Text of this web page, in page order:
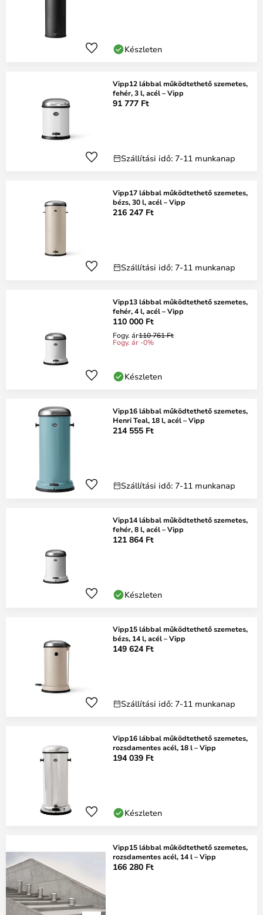
Készleten
Vipp12 lábbal működtethető szemetes,
fehér, 3 l, acél – Vipp
91 777 Ft
Szállítási idő: 7-11 munkanap
Vipp17 lábbal működtethető szemetes,
bézs, 30 l, acél – Vipp
216 247 Ft
Szállítási idő: 7-11 munkanap
Vipp13 lábbal működtethető szemetes,
fehér, 4 l, acél – Vipp
110 000 Ft
Fogy. ár110 761 Ft
Fogy. ár -0%
Készleten
Vipp16 lábbal működtethető szemetes,
Henri Teal, 18 l, acél – Vipp
214 555 Ft
Szállítási idő: 7-11 munkanap
Vipp14 lábbal működtethető szemetes,
fehér, 8 l, acél – Vipp
121 864 Ft
Készleten
Vipp15 lábbal működtethető szemetes,
bézs, 14 l, acél – Vipp
149 624 Ft
Szállítási idő: 7-11 munkanap
Vipp16 lábbal működtethető szemetes,
rozsdamentes acél, 18 l – Vipp
194 039 Ft
Készleten
Vipp15 lábbal működtethető szemetes,
rozsdamentes acél, 14 l – Vipp
166 280 Ft